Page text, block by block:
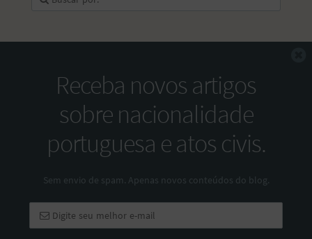
Receba novos artigos
sobre nacionalidade
portuguesa e atos civis.
Sem envio de spam. Apenas novos conteúdos do blog.